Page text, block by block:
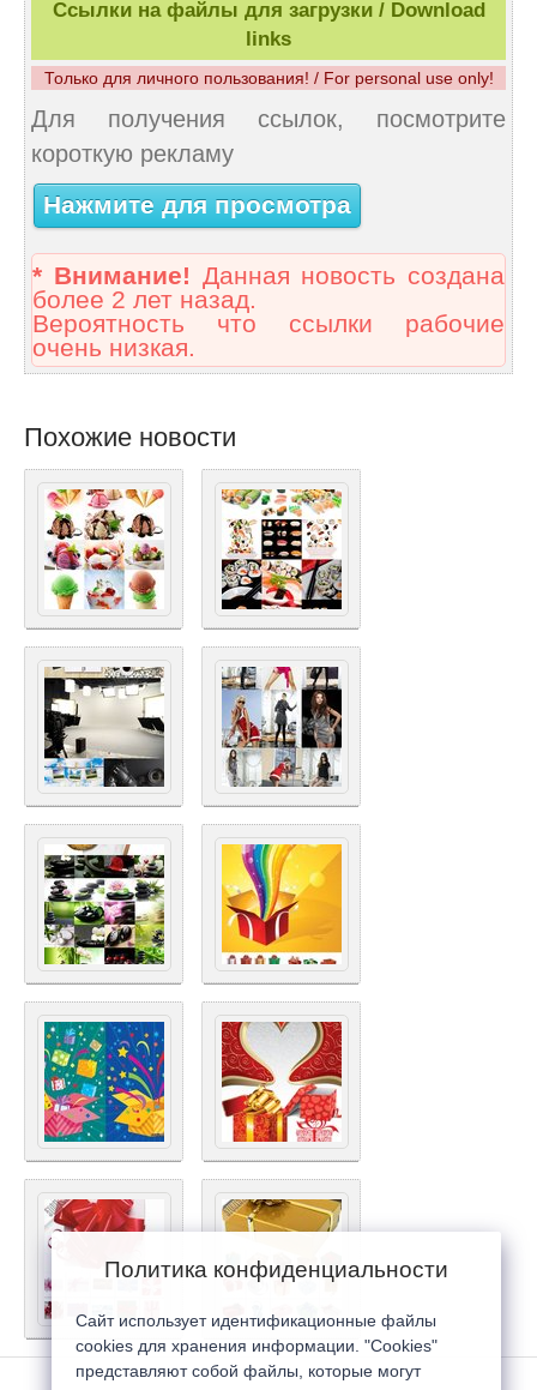
Ссылки на файлы для загрузки / Download
links
Только для личного пользования! / For personal use only!
Для получения ссылок, посмотрите
короткую рекламу
Нажмите для просмотра
* Внимание! Данная новость создана
более 2 лет назад.
Вероятность что ссылки рабочие
очень низкая.
Похожие новости
Политика конфиденциальности
Сайт использует идентификационные файлы
cookies для хранения информации. "Cookies"
представляют собой файлы, которые могут